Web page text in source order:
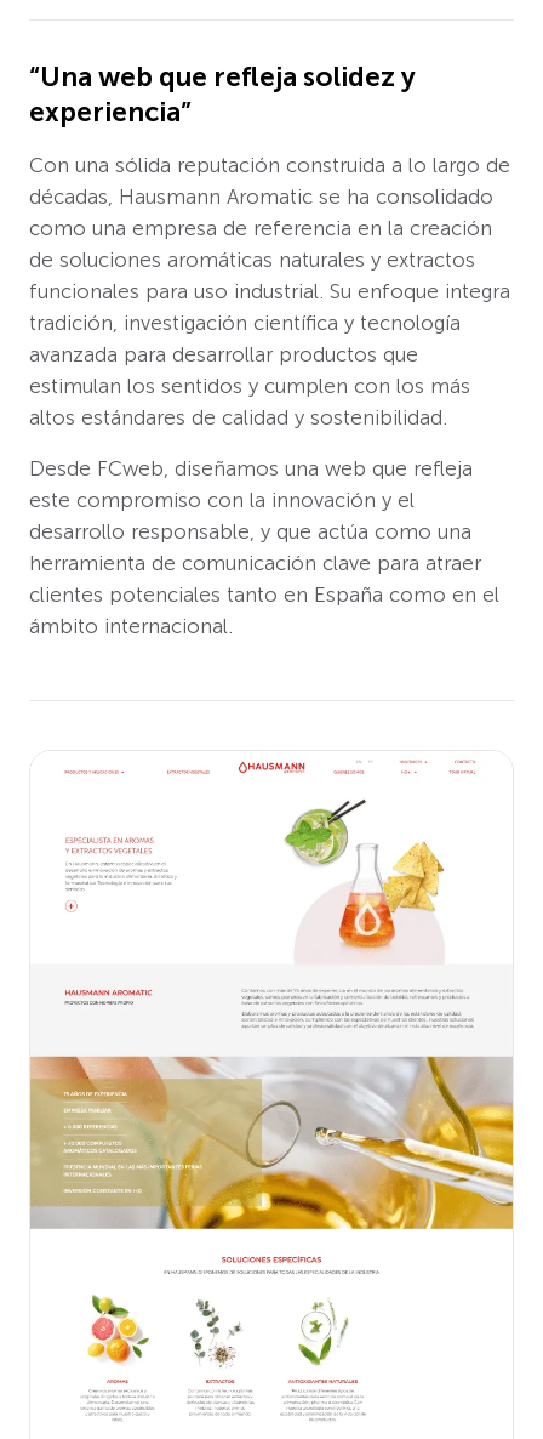
“Una web que refleja solidez y
experiencia”
Con una sólida reputación construida a lo largo de
décadas, Hausmann Aromatic se ha consolidado
como una empresa de referencia en la creación
de soluciones aromáticas naturales y extractos
funcionales para uso industrial. Su enfoque integra
tradición, investigación científica y tecnología
avanzada para desarrollar productos que
estimulan los sentidos y cumplen con los más
altos estándares de calidad y sostenibilidad.
Desde FCweb, diseñamos una web que refleja
este compromiso con la innovación y el
desarrollo responsable, y que actúa como una
herramienta de comunicación clave para atraer
clientes potenciales tanto en España como en el
ámbito internacional.